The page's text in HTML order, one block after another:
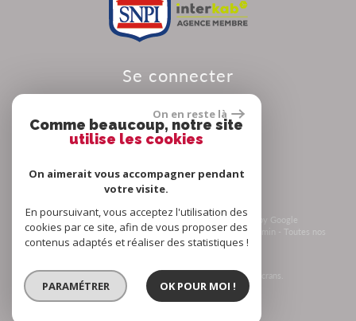
se connecter
© 2026 | Tous droits réservés | Traduction powered by Google
Plan du site- Mentions légales- Nos honoraires-Liens- Admin - Toutes nos
annonces-Politique RGPD
un seul site adaptable à tous les types d'écrans.
On en reste là
Comme beaucoup, notre site
utilise les cookies
On aimerait vous accompagner pendant
votre visite.
En poursuivant, vous acceptez l'utilisation des
cookies par ce site, afin de vous proposer des
contenus adaptés et réaliser des statistiques !
PARAMÉTRER OK POUR MOI !